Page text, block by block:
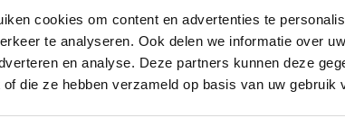
cookies om content en advertenties te
te analyseren. Ook delen we informatie over
en analyse. Deze partners kunnen deze
die ze hebben verzameld op basis van uw gebruik